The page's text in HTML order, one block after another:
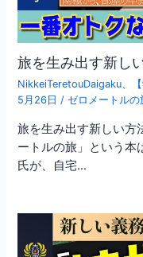
旅を生み出す新し
NikkeiTeretouDaigaku、
5月26日 /ゼロメートルの
旅を生み出す新しい方
ートルの旅」という本
氏が、自宅…